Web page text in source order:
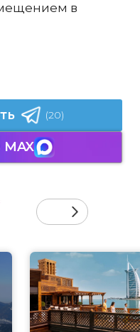
в
(20)